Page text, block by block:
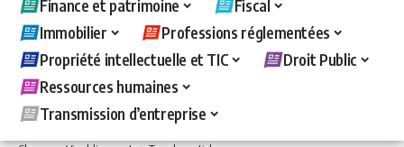
Finance et patrimoine
Fiscal
Immobilier
Professions réglementées
Propriété intellectuelle et TIC
Droit Public
Ressources humaines
Transmission d’entreprise